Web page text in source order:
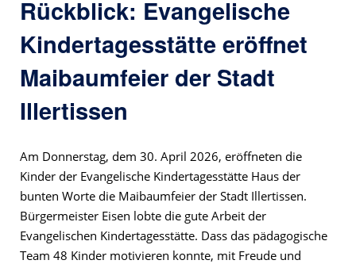
Rückblick: Evangelische
Kindertagesstätte eröffnet
Maibaumfeier der Stadt
Illertissen
Am Donnerstag, dem 30. April 2026, eröffneten die
Kinder der Evangelische Kindertagesstätte Haus der
bunten Worte die Maibaumfeier der Stadt Illertissen.
Bürgermeister Eisen lobte die gute Arbeit der
Evangelischen Kindertagesstätte. Dass das pädagogische
Team 48 Kinder motivieren konnte, mit Freude und